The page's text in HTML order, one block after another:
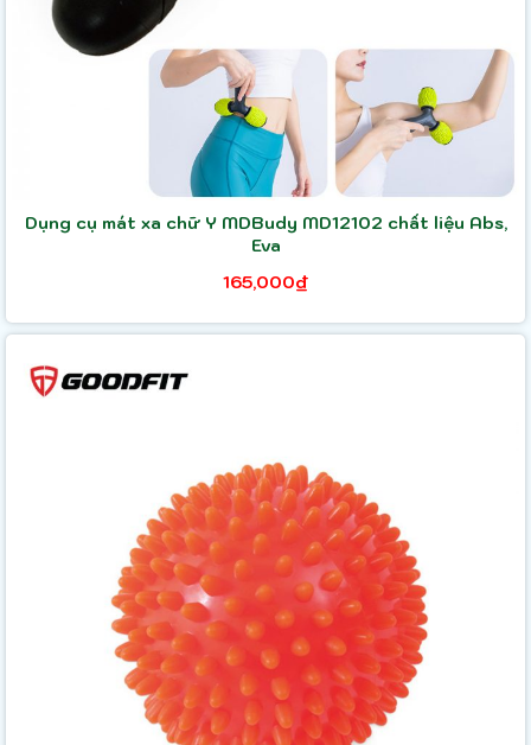
Dụng cụ mát xa chữ Y MDBudy MD12102 chất liệu Abs,
Eva
165,000₫